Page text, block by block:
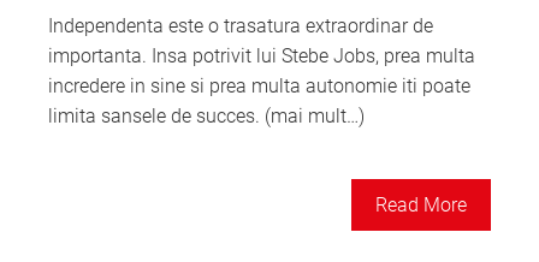
Independenta este o trasatura extraordinar de
importanta. Insa potrivit lui Stebe Jobs, prea multa
incredere in sine si prea multa autonomie iti poate
limita sansele de succes. (mai mult…)
Read More